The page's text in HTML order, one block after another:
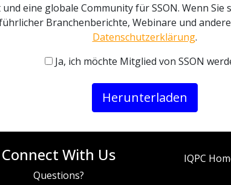
eine globale Community für SSON. Wenn Sie
Branchenberichte, Webinare und
Datenschutzerklärung.
Ja, ich möchte Mitglied von SSON
Herunterladen
Connect With Us
Questions?
IQPC